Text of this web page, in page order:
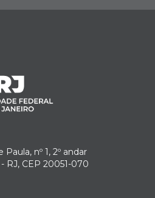
nº 1, 2º andar
RJ, CEP 20051-070